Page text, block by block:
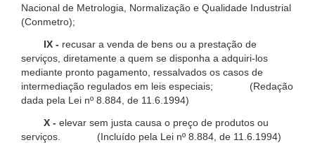
Nacional de Metrologia, Normalização e Qualidade Industrial
(Conmetro);
IX - recusar a venda de bens ou a prestação de
serviços, diretamente a quem se disponha a adquiri-los
mediante pronto pagamento, ressalvados os casos de
intermediação regulados em leis especiais; (Redação
dada pela Lei nº 8.884, de 11.6.1994)
X - elevar sem justa causa o preço de produtos ou
serviços. (Incluído pela Lei nº 8.884, de 11.6.1994)